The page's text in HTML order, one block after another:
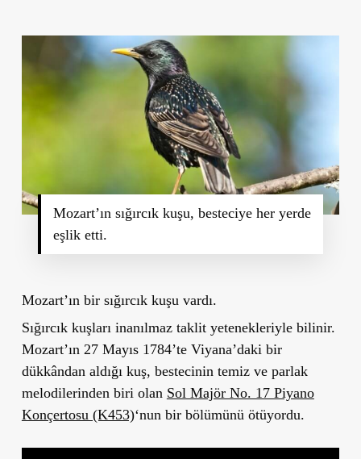
Mozart’ın sığırcık kuşu, besteciye her yerde
eşlik etti.
Mozart’ın bir sığırcık kuşu vardı.
Sığırcık kuşları inanılmaz taklit yetenekleriyle bilinir.
Mozart’ın 27 Mayıs 1784’te Viyana’daki bir
dükkândan aldığı kuş, bestecinin temiz ve parlak
melodilerinden biri olan Sol Majör No. 17 Piyano
Konçertosu (K453)‘nun bir bölümünü ötüyordu.